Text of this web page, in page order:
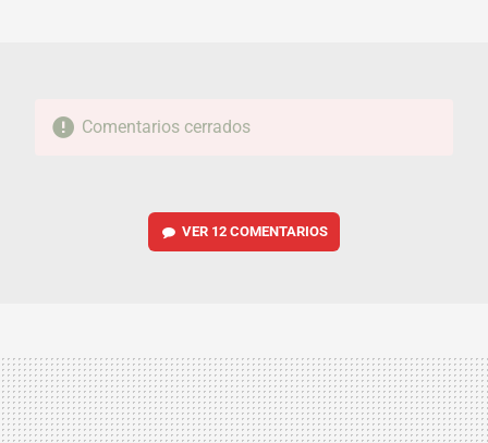
Comentarios cerrados
VER 12 COMENTARIOS